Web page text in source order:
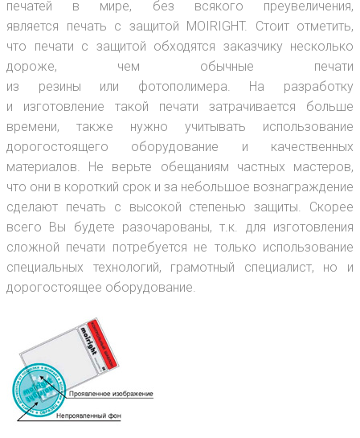
печатей в мире, без всякого преувеличения,
является печать с защитой MOIRIGHT. Стоит отметить,
что печати с защитой обходятся заказчику несколько
дороже, чем обычные печати
из резины или фотополимера. На разработку
и изготовление такой печати затрачивается больше
времени, также нужно учитывать использование
дорогостоящего оборудование и качественных
материалов. Не верьте обещаниям частных мастеров,
что они в короткий срок и за небольшое вознаграждение
сделают печать с высокой степенью защиты. Скорее
всего Вы будете разочарованы, т.к. для изготовления
сложной печати потребуется не только использование
специальных технологий, грамотный специалист, но и
дорогостоящее оборудование.